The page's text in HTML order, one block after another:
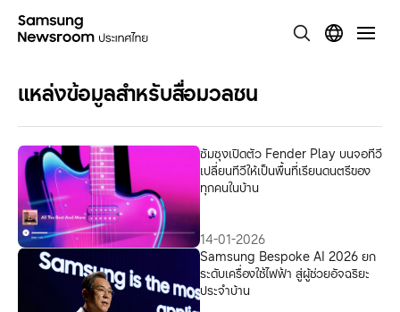
แหล่งข้อมูลสำหรับสื่อมวลชน
ซัมซุงเปิดตัว Fender Play บนจอทีวี
เปลี่ยนทีวีให้เป็นพื้นที่เรียนดนตรีของ
ทุกคนในบ้าน
14-01-2026
Samsung Bespoke AI 2026 ยก
ระดับเครื่องใช้ไฟฟ้า สู่ผู้ช่วยอัจฉริยะ
ประจำบ้าน